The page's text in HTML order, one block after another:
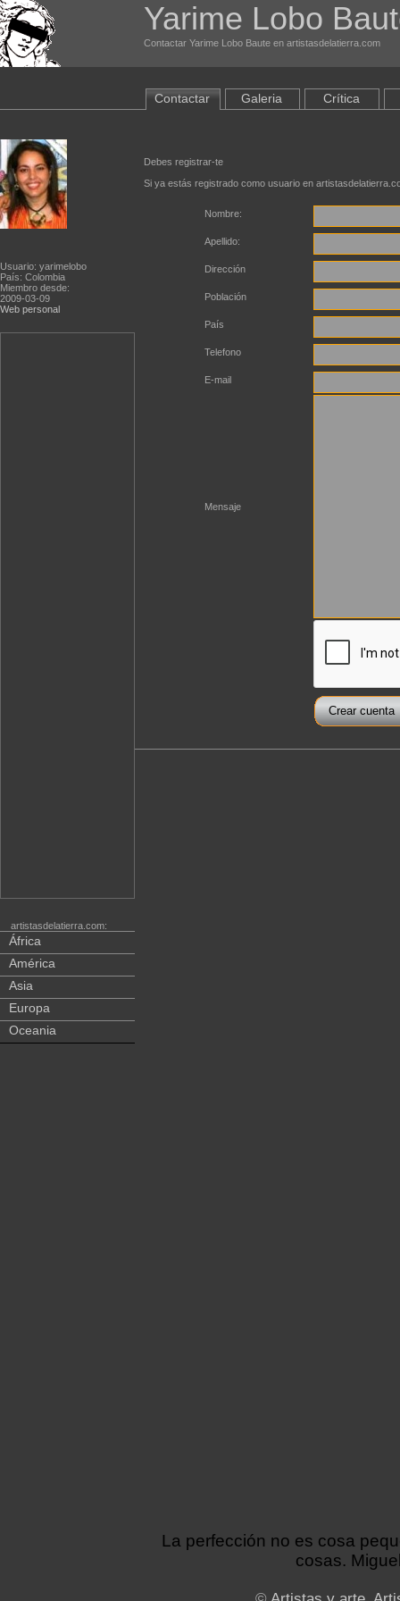
Yarime Lobo
Contactar Yarime Lobo Baute en artistasdelatierra.com
Usuario: yarimelobo
País: Colombia
Miembro desde:
2009-03-09
Web personal
artistasdelatierra.com:
África
América
Asia
Europa
Oceania
Contactar Galeria Crítica
Debes registrar-te
Si ya estás registrado como usuario en
Nombre:
Apellido:
Dirección
Población
País
Telefono
E-mail
Mensaje
La perfección no es cosa
cosas.